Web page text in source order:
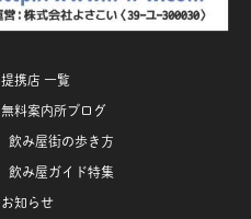
提携店 一覧
無料案内所ブログ
飲み屋街の歩き方
飲み屋ガイド特集
お知らせ